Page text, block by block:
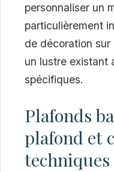
personnaliser un
particulièrement
de décoration sur
un lustre existant
spécifiques.
Plafonds
plafond et
techniques